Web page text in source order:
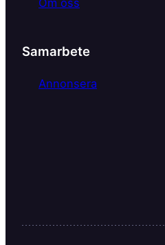
Samarbete
Annonsera